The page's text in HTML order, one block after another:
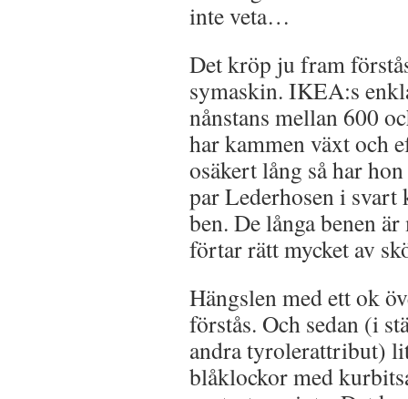
inte veta…
Det kröp ju fram
symaskin. IKEA:s
nånstans mellan 600
har kammen växt och
osäkert lång så har
par Lederhosen i svart
ben. De långa benen
förtar rätt mycket av
Hängslen med ett ok
förstås. Och sedan (i
andra tyrolerattribut)
blåklockor med